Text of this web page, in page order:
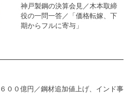
神戸製鋼の決算会見／木本取締
役の一問一答／「価格転嫁、下
期からフルに寄与」
００億円／鋼材追加値上げ、インド事